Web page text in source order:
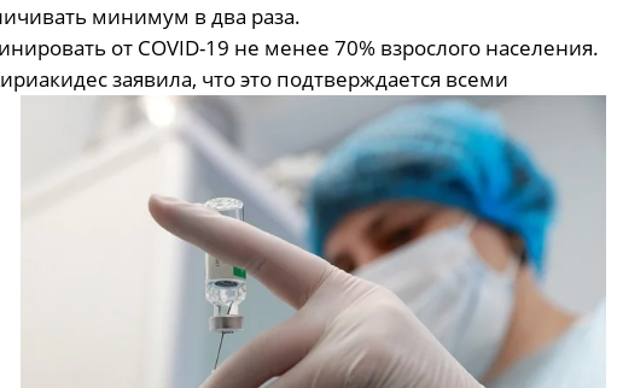
минимум в два раза.
от COVID-19 не менее 70% взрослого населения.
заявила, что это подтверждается всеми